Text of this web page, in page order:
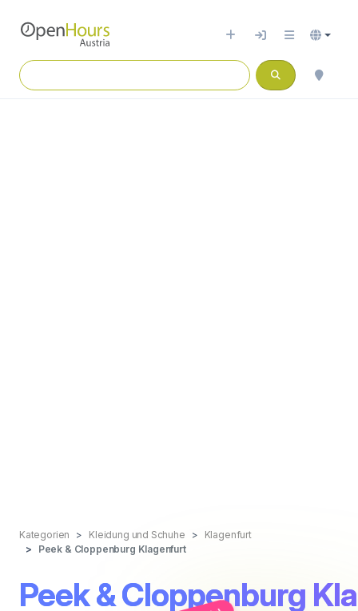
Kategorien Kleidung und Schuhe
Klagenfurt
Peek & Cloppenburg Klagenfurt
Peek & Cloppenburg